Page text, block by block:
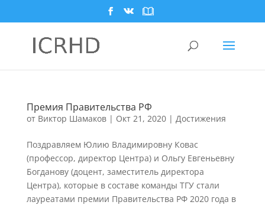
Премия Правительства РФ
от Виктор Шамаков| Окт 21, 2020| Достижения
Поздравляем Юлию Владимировну Ковас
(профессор, директор Центра) и Ольгу Евгеньевну
Богданову (доцент, заместитель директора
Центра), которые в составе команды ТГУ стали
лауреатами премии Правительства РФ 2020 года в